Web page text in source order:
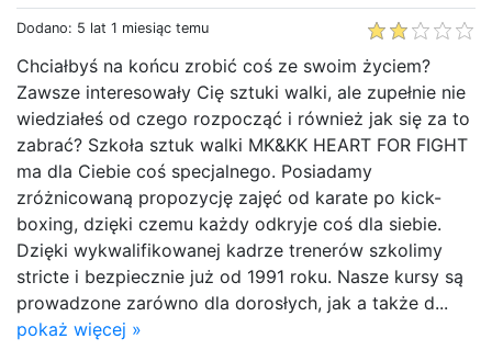
Dodano: 5 lat 1 miesiąc temu
Chciałbyś na końcu zrobić coś ze swoim życiem?
Zawsze interesowały Cię sztuki walki, ale zupełnie nie
wiedziałeś od czego rozpocząć i również jak się za to
zabrać? Szkoła sztuk walki MK&KK HEART FOR FIGHT
ma dla Ciebie coś specjalnego. Posiadamy
zróżnicowaną propozycję zajęć od karate po kick-
boxing, dzięki czemu każdy odkryje coś dla siebie.
Dzięki wykwalifikowanej kadrze trenerów szkolimy
stricte i bezpiecznie już od 1991 roku. Nasze kursy są
prowadzone zarówno dla dorosłych, jak a także d...
pokaż więcej »